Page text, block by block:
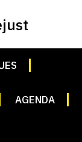
AGENDA